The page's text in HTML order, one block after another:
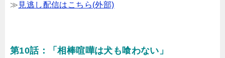
≫ 見逃し配信はこちら(外部)
第10話：「相棒喧嘩は犬も喰わない」